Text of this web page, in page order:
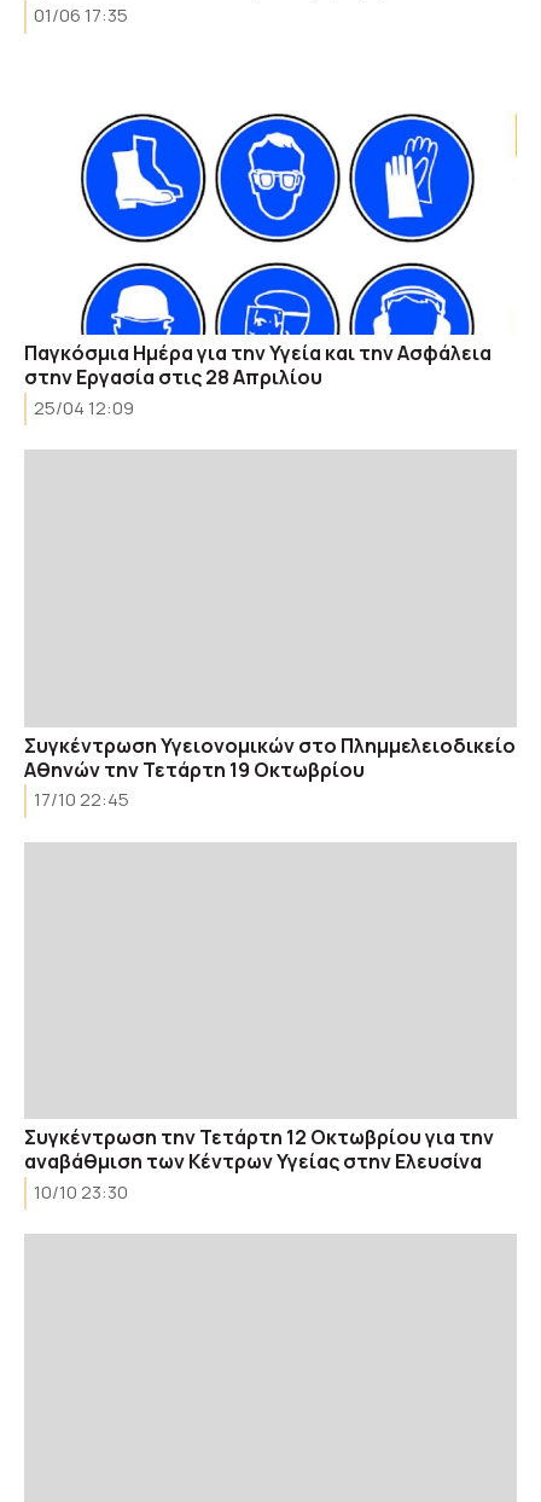
01/06 17:35
Παγκόσμια Ημέρα για την Υγεία και την Ασφάλεια
στην Εργασία στις 28 Απριλίου
25/04 12:09
Συγκέντρωση Υγειονομικών στο Πλημμελειοδικείο
Αθηνών την Τετάρτη 19 Οκτωβρίου
17/10 22:45
Συγκέντρωση την Τετάρτη 12 Οκτωβρίου για την
αναβάθμιση των Κέντρων Υγείας στην Ελευσίνα
10/10 23:30